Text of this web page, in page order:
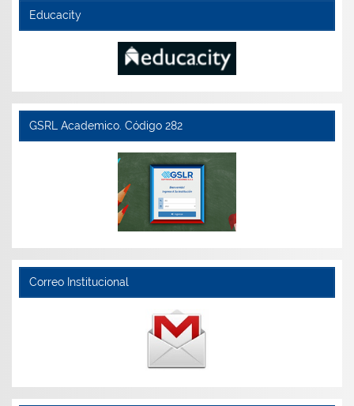
Educacity
GSRL Academico. Código 282
Correo Institucional